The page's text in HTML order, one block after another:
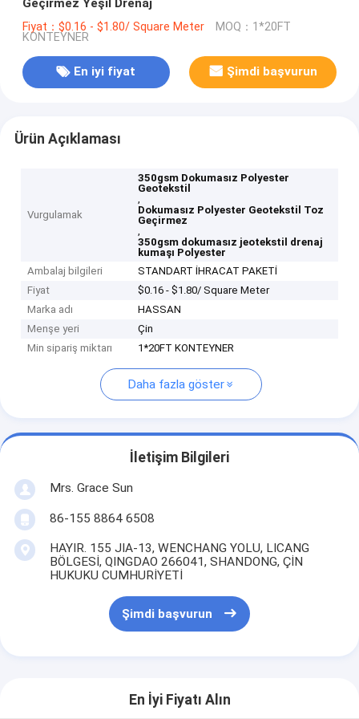
Geçirmez Yeşil Drenaj
Fiyat：$0.16 - $1.80/ Square Meter MOQ：1*20FT
KONTEYNER
En iyi fiyat Şimdi başvurun
Ürün Açıklaması
Vurgulamak
350gsm Dokumasız Polyester
Geotekstil
,
Dokumasız Polyester Geotekstil Toz
Geçirmez
,
350gsm dokumasız jeotekstil drenaj
kumaşı Polyester
Ambalaj bilgileri
STANDART İHRACAT PAKETİ
Fiyat
$0.16 - $1.80/ Square Meter
Marka adı
HASSAN
Menşe yeri
Çin
Min sipariş miktarı
1*20FT KONTEYNER
Daha fazla göster
İletişim Bilgileri
Mrs. Grace Sun
86-155 8864 6508
HAYIR. 155 JIA-13, WENCHANG YOLU, LICANG
BÖLGESİ, QINGDAO 266041, SHANDONG, ÇİN
HUKUKU CUMHURİYETİ
Şimdi başvurun
En İyi Fiyatı Alın